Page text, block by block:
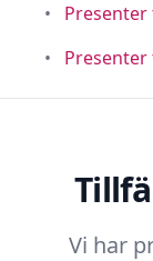
•
•
Presenter
Vi har